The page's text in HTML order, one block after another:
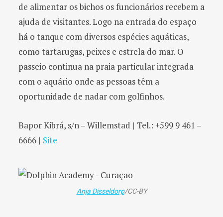
de alimentar os bichos os funcionários recebem a
ajuda de visitantes. Logo na entrada do espaço
há o tanque com diversos espécies aquáticas,
como tartarugas, peixes e estrela do mar. O
passeio continua na praia particular integrada
com o aquário onde as pessoas têm a
oportunidade de nadar com golfinhos.
Bapor Kibrá, s/n – Willemstad | Tel.: +599 9 461 –
6666 | Site
Anja Disseldorp/CC-BY